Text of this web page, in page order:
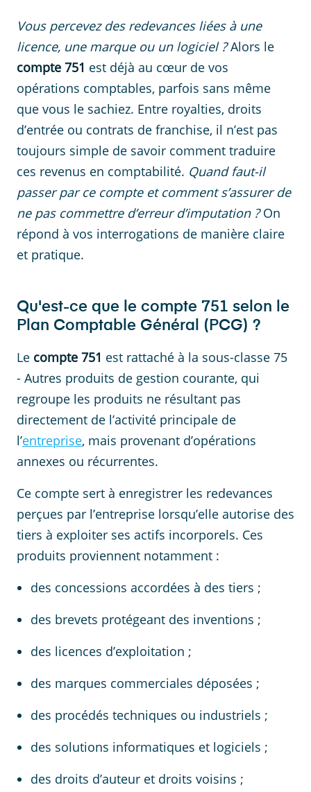
Vous percevez des redevances liées à une
licence, une marque ou un logiciel ?Alors le
compte 751 est déjà au cœur de vos
opérations comptables, parfois sans même
que vous le sachiez. Entre royalties, droits
d’entrée ou contrats de franchise, il n’est pas
toujours simple de savoir comment traduire
ces revenus en comptabilité. Quand faut-il
passer par ce compte et comment s’assurer de
ne pas commettre d’erreur d’imputation ?On
répond à vos interrogations de manière claire
et pratique.
Qu'est-ce que le compte 751 selon le
Plan Comptable Général (PCG) ?
Le compte 751 est rattaché à la sous-classe 75
- Autres produits de gestion courante, qui
regroupe les produits ne résultant pas
directement de l’activité principale de
l’entreprise, mais provenant d’opérations
annexes ou récurrentes.
Ce compte sert à enregistrer les redevances
perçues par l’entreprise lorsqu’elle autorise des
tiers à exploiter ses actifs incorporels. Ces
produits proviennent notamment :
des concessions accordées à des tiers ;
des brevets protégeant des inventions ;
des licences d’exploitation ;
des marques commerciales déposées ;
des procédés techniques ou industriels ;
des solutions informatiques et logiciels ;
des droits d’auteur et droits voisins ;